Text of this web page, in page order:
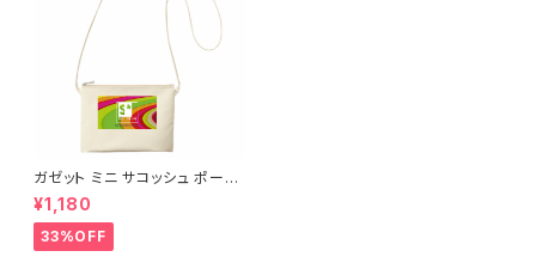
ガゼット ミニ サコッシュ ポーチ
キャンバス ファスナーポーチ 底
マチ付き ナチュラル オリジナル
巾着 プリント バッグ 袋 旅行 化
粧 メイク 筆入 文具 文房具 ペ
¥1,180
33%OFF